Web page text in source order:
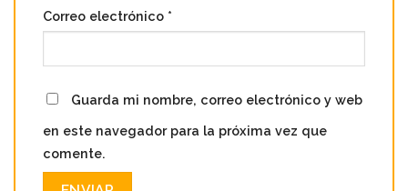
Correo electrónico *
Guarda mi nombre, correo electrónico y web
en este navegador para la próxima vez que
comente.